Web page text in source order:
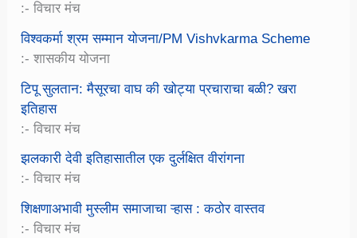
:- विचार मंच
विश्वकर्मा श्रम सम्मान योजना/PM Vishvkarma Scheme
:- शासकीय योजना
टिपू सुलतान: मैसूरचा वाघ की खोट्या प्रचाराचा बळी? खरा
इतिहास
:- विचार मंच
झलकारी देवी इतिहासातील एक दुर्लक्षित वीरांगना
:- विचार मंच
शिक्षणाअभावी मुस्लीम समाजाचा ऱ्हास : कठोर वास्तव
:- विचार मंच